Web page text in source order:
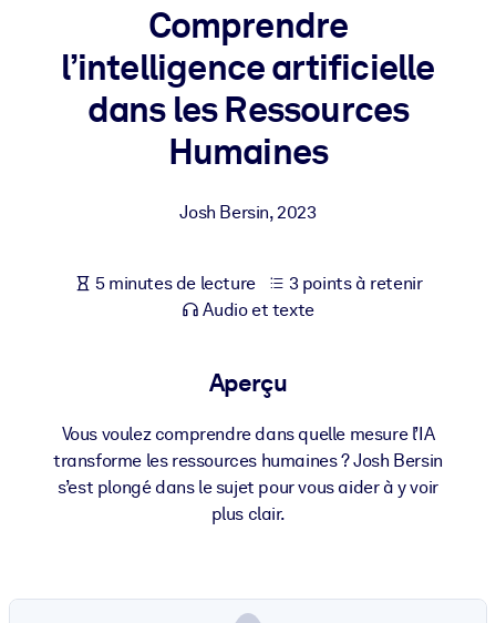
PAR SYSTÈME
Pour LMS/LXP
Intégrez des connaissances vérifiées et concises dans votre
LMS/LXP pour de meilleurs résultats d'apprentissage.
Pour bibliothèques d'entreprise
Pour les systèmes d’IA
Comprendre
l’intelligence artificielle
dans les Ressources
Humaines
Josh Bersin,2023
5 minutes de lecture
3 points à retenir
Audio et texte
Aperçu
Vous voulez comprendre dans quelle mesure l’IA
transforme les ressources humaines ? Josh Bersin
s’est plongé dans le sujet pour vous aider à y voir
plus clair.